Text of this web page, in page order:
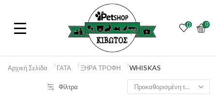
0 0
Αρχική Σελίδα ΓΑΤΑ ΞΗΡΑ ΤΡΟΦΗ WHISKAS
Φίλτρα